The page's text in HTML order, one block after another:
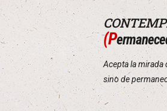
(P
Acepta la mirada
sino de